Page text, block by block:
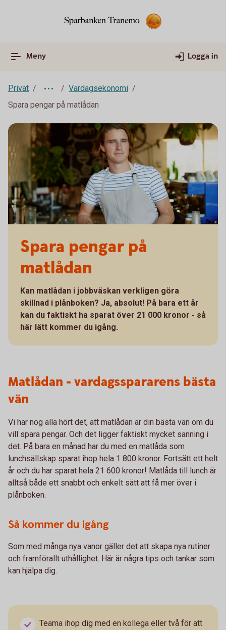
Meny Logga in
Privat
Vardagsekonomi
Spara pengar på matlådan
Spara pengar på
matlådan
Kan matlådan i jobbväskan verkligen göra
skillnad i plånboken? Ja, absolut! På bara ett år
kan du faktiskt ha sparat över 21 000 kronor - så
här lätt kommer du igång.
Matlådan - vardagsspararens bästa
vän
Vi har nog alla hört det, att matlådan är din bästa vän om du
vill spara pengar. Och det ligger faktiskt mycket sanning i
det. På bara en månad har du med en matlåda som
lunchsällskap sparat ihop hela 1 800 kronor. Fortsätt ett helt
år och du har sparat hela 21 600 kronor! Matlåda till lunch är
alltså både ett snabbt och enkelt sätt att få mer över i
plånboken.
Så kommer du igång
Som med många nya vanor gäller det att skapa nya rutiner
och framförallt uthållighet. Här är några tips och tankar som
kan hjälpa dig.
Teama ihop dig med en kollega eller två för att